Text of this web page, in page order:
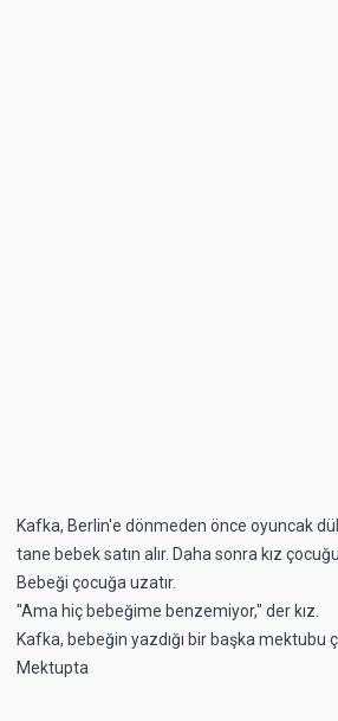
Kafka, Berlin'e dönmeden önce oyuncak
tane bebek satın alır. Daha sonra kız
Bebeği çocuğa uzatır.
"Ama hiç bebeğime benzemiyor," der kız.
Kafka, bebeğin yazdığı bir başka mektubu
Mektupta